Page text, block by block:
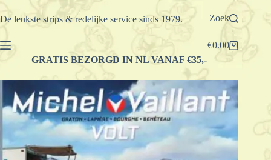
Ga
naar
De leukste strips & redelijke service sinds 1979. Zoek
Winkelwagen
€0.00
GRATIS BEZORGD IN NL VANAF €35,-